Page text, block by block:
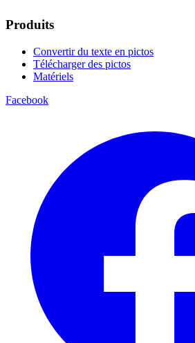
Produits
Convertir du texte en pictos
Télécharger des pictos
Matériels
Facebook